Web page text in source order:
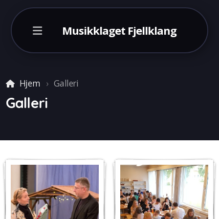
Musikklaget Fjellklang
Hjem Galleri
Galleri
Italia 2026
England 2024
Malaga 2022